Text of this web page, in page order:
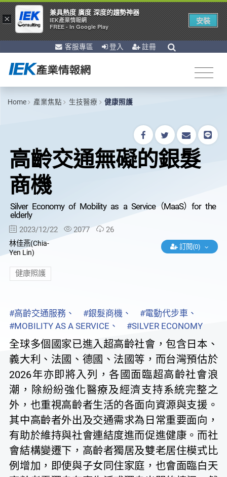
客服專區 登入 註冊
Home 產業焦點 生技醫療 健康照護
高齡交通無礙的銀髮
商機
Silver Economy of Mobility as a Service（MaaS）for the
elderly
2023/12/22 2077 26
林佳燕(Chia-
Yen Lin)
訂閱(0)
健康照護
#高齡交通服務、 #銀髮商機、
#電動代步車、
#MOBILITY AS A SERVICE、
#SILVER ECONOMY
全球多個國家已進入超高齡社會，包含日本、
義大利、法國、德國、法國等，而台灣預估於
2026年亦即將入列，各國面臨超高齡社會浪
潮，除紛紛強化醫療及經濟支持系統完整之
外，也重視高齡者生活的各面向資源與支援。
其中高齡者外出及交通需求為日常重要面向，
有助於維持與社會連結度進而促進健康。而社
會結構變遷下，高齡者獨居及雙老居住模式比
例增加，即使與子女同住家庭，也會面臨白天
×
兼具熱度 廣度 深度的趨勢神器
IEK產業情報網
FREE - In Google Play
安裝